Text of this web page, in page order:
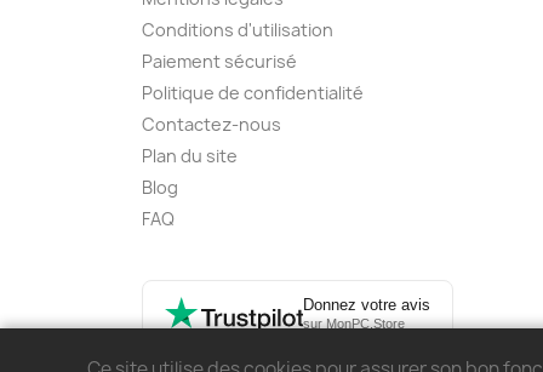
Conditions d'utilisation
Paiement sécurisé
Politique de confidentialité
Contactez-nous
Plan du site
Blog
FAQ
Donnez votre avis
sur MonPC.Store